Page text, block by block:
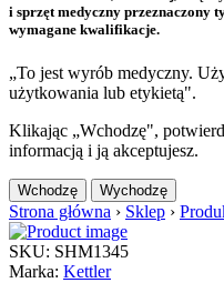
i sprzęt medyczny przeznaczony
wymagane kwalifikacje.
„To jest wyrób medyczny.
użytkowania lub etykietą".
Klikając „Wchodzę",
informacją i ją akceptujesz.
Wchodzę Wychodzę
Strona główna › Sklep ›
SKU: SHM1345
Marka: Kettler